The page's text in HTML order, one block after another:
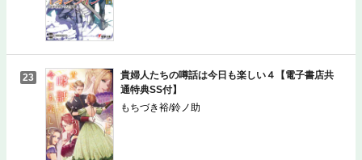
23
貴婦人たちの噂話は今日も楽しい４【電子書店共
通特典SS付】
もちづき裕/鈴ノ助